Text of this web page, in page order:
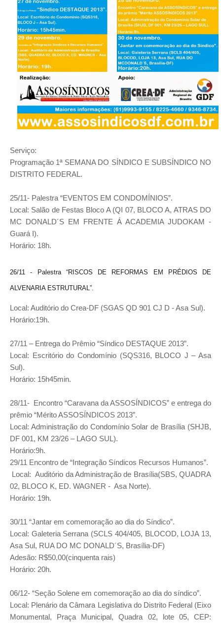
Serviço:
Programação 1ª SEMANA DO SÍNDICO E SUBSÍNDICO NO
DISTRITO FEDERAL.
25/11- Palestra “EVENTOS EM CONDOMÍNIOS”.
Local: Salão de Festas Bloco A (QI 07, BLOCO A, ATRAS DO
MC DONALD´S EM FRENTE Á ACADEMIA JUDOKAM -
Guará I).
Horário: 18h.
26/11 - Palestra “RISCOS DE REFORMAS EM PRÉDIOS DE
ALVENARIA ESTRUTURAL”.
Local: Auditório do Crea-DF (SGAS QD 901 CJ D - Asa Sul).
Horário:19h.
27/11 – Entrega do Prêmio “Síndico DESTAQUE 2013”.
Local: Escritório do Condomínio (SQS316, BLOCO J – Asa
Sul).
Horário: 15h45min.
28/11- Encontro “Caravana da ASSOSÍNDICOS” e entrega do
prêmio “Mérito ASSOSÍNDICOS 2013”.
Local: Administração do Condomínio Solar de Brasília (SHJB,
DF 001, KM 23/26 – LAGO SUL).
Horário:9h.
29/11 Encontro de “Integração Síndicos Recursos Humanos”.
Local: Auditório da Administração de Brasília(SBS, QUADRA
02, BLOCO K, ED. WAGNER - Asa Norte).
Horário: 19h.
30/11 “Jantar em comemoração ao dia do Síndico”.
Local: Galeteria Serrana (SCLS 404/405, BLOCOD, LOJA 13,
Asa Sul, RUA DO MC DONALD´S, Brasília-DF)
Adesão: R$50,00(cinquenta rais)
Horário: 20h.
06/12- “Seção Solene em comemoração ao dia do síndico”.
Local: Plenário da Câmara Legislativa do Distrito Federal (Eixo
Monumental, Praça Municipal, Quadra 02, lote 05, CEP: